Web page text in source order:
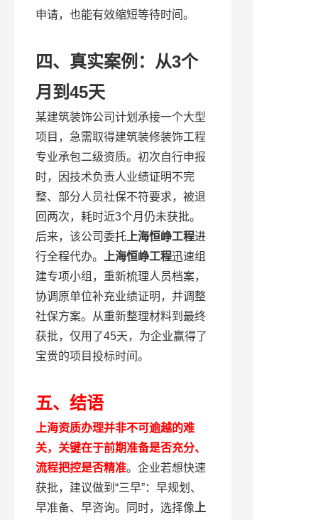
申请，也能有效缩短等待时间。
四、真实案例：从3个
月到45天
某建筑装饰公司计划承接一个大型
项目，急需取得建筑装修装饰工程
专业承包二级资质。初次自行申报
时，因技术负责人业绩证明不完
整、部分人员社保不符要求，被退
回两次，耗时近3个月仍未获批。
后来，该公司委托 上海恒峥工程进
行全程代办。
上海恒峥工程迅速组
建专项小组，重新梳理人员档案，
协调原单位补充业绩证明，并调整
社保方案。从重新整理材料到最终
获批，仅用了45天，为企业赢得了
宝贵的项目投标时间。
五、结语
上海资质办理并非不可逾越的难
关，关键在于前期准备是否充分、
流程把控是否精准。企业若想快速
获批，建议做到“三早”：早规划、
早准备、早咨询。同时，选择像 上